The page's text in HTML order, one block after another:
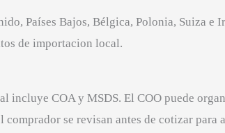
Países Bajos, Bélgica, Polonia, Suiza e
de importacion local.
COA y MSDS. El COO puede
se revisan antes de cotizar para